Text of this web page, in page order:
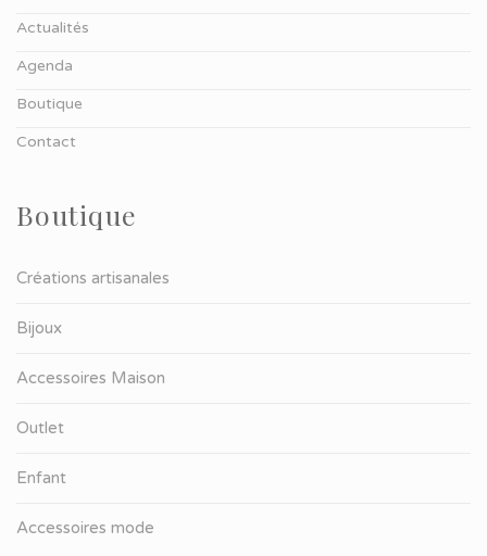
Actualités
Agenda
Boutique
Contact
Boutique
Créations artisanales
Bijoux
Accessoires Maison
Outlet
Enfant
Accessoires mode